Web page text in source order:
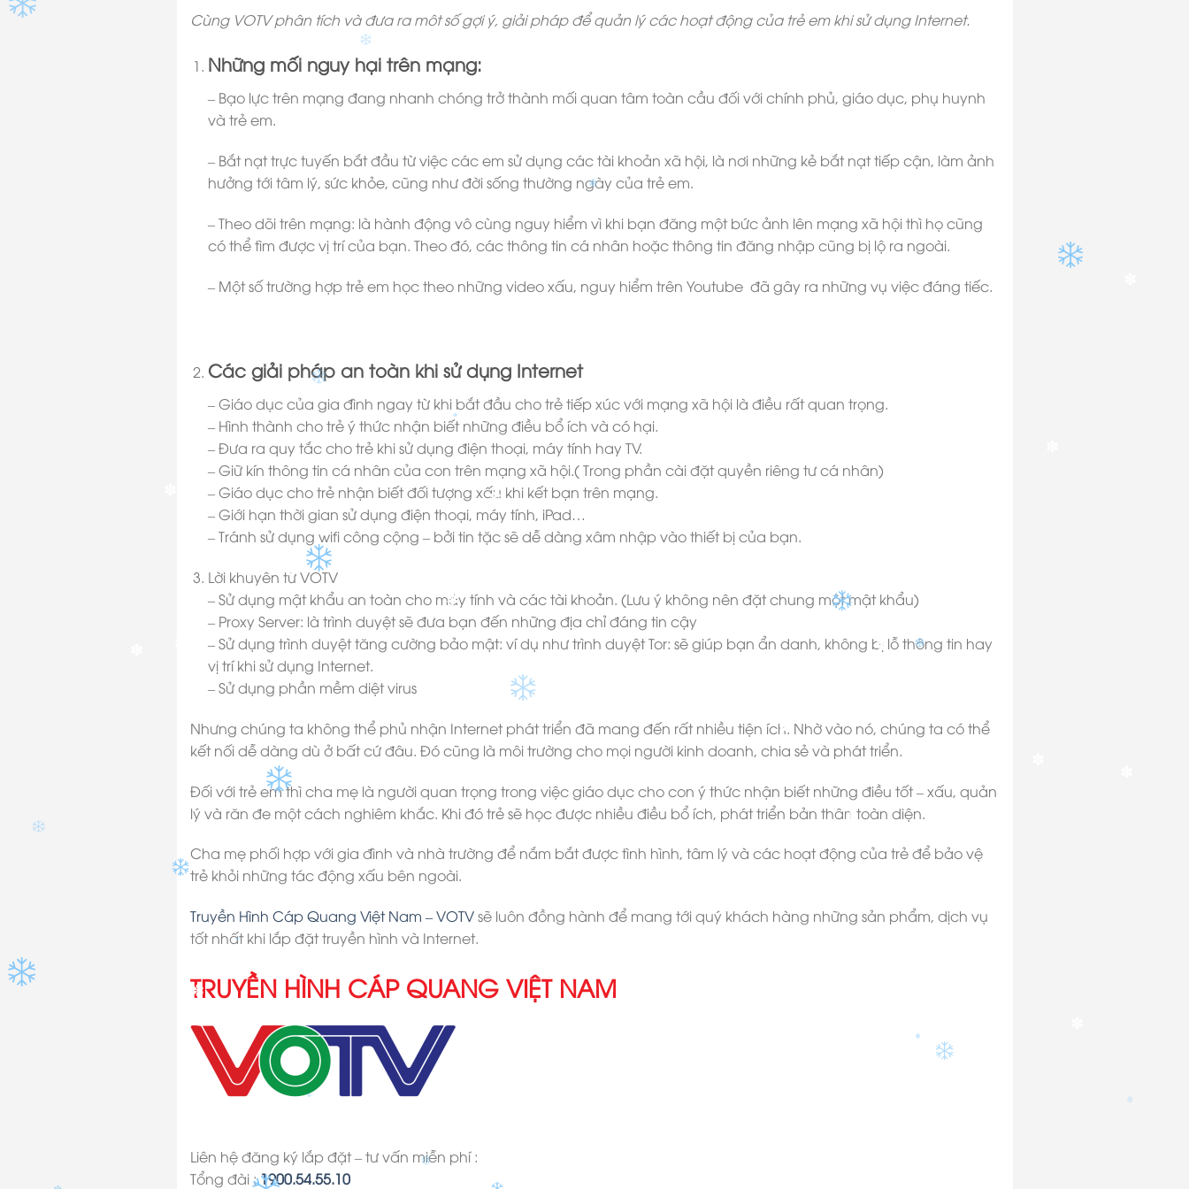
Cùng VOTV phân tích và đưa ra môt số gợi ý, giải pháp để quản lý các hoạt động của trẻ em khi sử dụng Internet.
Những mối nguy hại trên mạng:
– Bạo lực trên mạng đang nhanh chóng trở thành mối quan tâm toàn cầu đối với chính phủ, giáo dục, phụ huynh
và trẻ em.
– Bắt nạt trực tuyến bắt đầu từ việc các em sử dụng các tài khoản xã hội, là nơi những kẻ bắt nạt tiếp cận, làm ảnh
hưởng tới tâm lý, sức khỏe, cũng như đời sống thường ngày của trẻ em.
– Theo dõi trên mạng: là hành động vô cùng nguy hiểm vì khi bạn đăng một bức ảnh lên mạng xã hội thì họ cũng
có thể tìm được vị trí của bạn. Theo đó, các thông tin cá nhân hoặc thông tin đăng nhập cũng bị lộ ra ngoài.
– Một số trường hợp trẻ em học theo những video xấu, nguy hiểm trên Youtube đã gây ra những vụ việc đáng tiếc.
Các giải pháp an toàn khi sử dụng Internet
– Giáo dục của gia đình ngay từ khi bắt đầu cho trẻ tiếp xúc với mạng xã hội là điều rất quan trọng.
– Hình thành cho trẻ ý thức nhận biết những điều bổ ích và có hại.
– Đưa ra quy tắc cho trẻ khi sử dụng điện thoại, máy tính hay TV.
– Giữ kín thông tin cá nhân của con trên mạng xã hội.( Trong phần cài đặt quyền riêng tư cá nhân)
– Giáo dục cho trẻ nhận biết đối tượng xấu khi kết bạn trên mạng.
– Giới hạn thời gian sử dụng điện thoại, máy tính, iPad…
– Tránh sử dụng wifi công cộng – bởi tin tặc sẽ dễ dàng xâm nhập vào thiết bị của bạn.
Lời khuyên từ VOTV
– Sử dụng mật khẩu an toàn cho máy tính và các tài khoản. (Lưu ý không nên đặt chung một mật khẩu)
– Proxy Server: là trình duyệt sẽ đưa bạn đến những địa chỉ đáng tin cậy
– Sử dụng trình duyệt tăng cường bảo mật: ví dụ như trình duyệt Tor: sẽ giúp bạn ẩn danh, không bị lỗ thông tin hay
vị trí khi sử dụng Internet.
– Sử dụng phần mềm diệt virus
Nhưng chúng ta không thể phủ nhận Internet phát triển đã mang đến rất nhiều tiện ích. Nhờ vào nó, chúng ta có thể
kết nối dễ dàng dù ở bất cứ đâu. Đó cũng là môi trường cho mọi người kinh doanh, chia sẻ và phát triển.
Đối với trẻ em thì cha mẹ là người quan trọng trong việc giáo dục cho con ý thức nhận biết những điều tốt – xấu, quản
lý và răn đe một cách nghiêm khắc. Khi đó trẻ sẽ học được nhiều điều bổ ích, phát triển bản thân toàn diện.
Cha mẹ phối hợp với gia đình và nhà trường để nắm bắt được tình hình, tâm lý và các hoạt động của trẻ để bảo vệ
trẻ khỏi những tác động xấu bên ngoài.
Truyền Hình Cáp Quang Việt Nam – VOTVsẽ luôn đồng hành để mang tới quý khách hàng những sản phẩm, dịch vụ
tốt nhất khi lắp đặt truyền hình và Internet.
TRUYỀN HÌNH CÁP QUANG VIỆT NAM
Liên hệ đăng ký lắp đặt – tư vấn miễn phí :
Tổng đài :1900.54.55.10
✽
✽
✽
✽
✽